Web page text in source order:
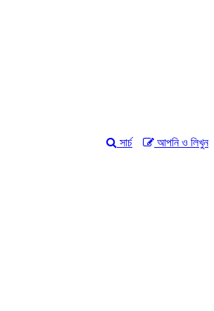
আপনি ও লিখুন
সার্চ